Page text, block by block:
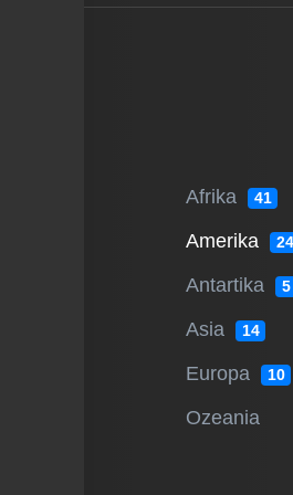
Afrika 41
Amerika 24
Antartika 5
Asia 14
Europa 10
Ozeania